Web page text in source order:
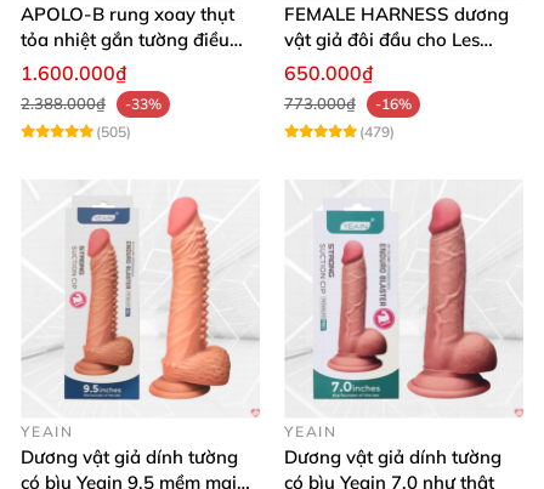
APOLO-B rung xoay thụt
tỏa nhiệt gắn tường điều
khiển từ xa đa chế độ
1.600.000₫
2.388.000₫
-33%
(505)
FEMALE HARNESS dương
vật giả đôi đầu cho Les
massage cực sướng
650.000₫
773.000₫
-16%
(479)
YEAIN
Dương vật giả dính tường
có bìu Yeain 9.5 mềm mại
YEAIN
Dương vật giả dính tường
có bìu Yeain 7.0 như thật